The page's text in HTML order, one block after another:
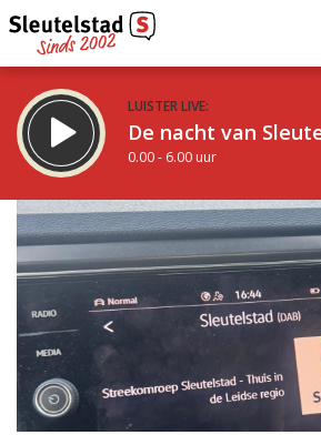
LUISTER LIVE:
De nacht van
0.00 - 6.00 uur
STRAKS:
De ochtend van Sleutelstad
6.00 - 12.00 uur
Vorig uur
uur 1 van 0